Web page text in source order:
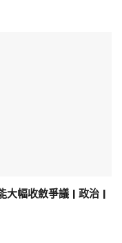
幅收斂爭議 | 政治 |